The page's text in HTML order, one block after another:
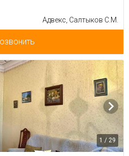
Адвекс, Салтыков С.М.
1 / 29